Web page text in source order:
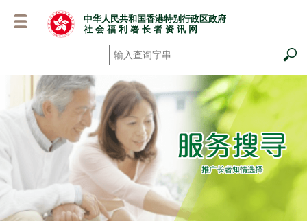
中华人民共和国香港特别行政区政府
社 会 福 利 署 长 者 资 讯 网
搜寻 *